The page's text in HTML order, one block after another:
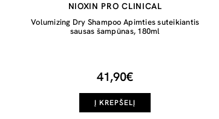
NIOXIN PRO CLINICAL
Volumizing Dry Shampoo Apimties suteikiantis
sausas šampūnas, 180ml
41,90€
Į KREPŠELĮ